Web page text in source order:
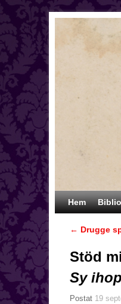
Hoppa till
Hoppa till
Hem
← Drugge
Stöd
Sy
Postat 19